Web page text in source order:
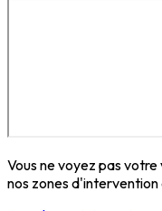
Vous ne voyez pas
nos zones d'intervention